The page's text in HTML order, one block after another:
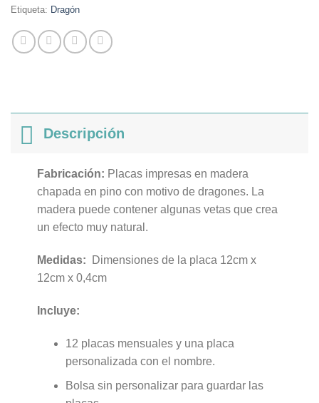
Etiqueta: Dragón
Descripción
Fabricación: Placas impresas en madera
chapada en pino con motivo de dragones. La
madera puede contener algunas vetas que crea
un efecto muy natural.
Medidas: Dimensiones de la placa 12cm x
12cm x 0,4cm
Incluye:
12 placas mensuales y una placa
personalizada con el nombre.
Bolsa sin personalizar para guardar las